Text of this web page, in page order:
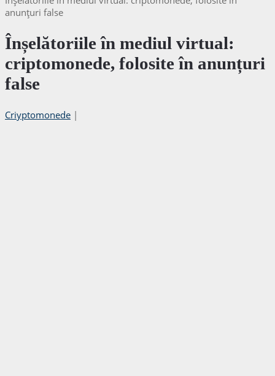
anunțuri false
Înșelătoriile în mediul virtual:
criptomonede, folosite în anunțuri
false
Criyptomonede |